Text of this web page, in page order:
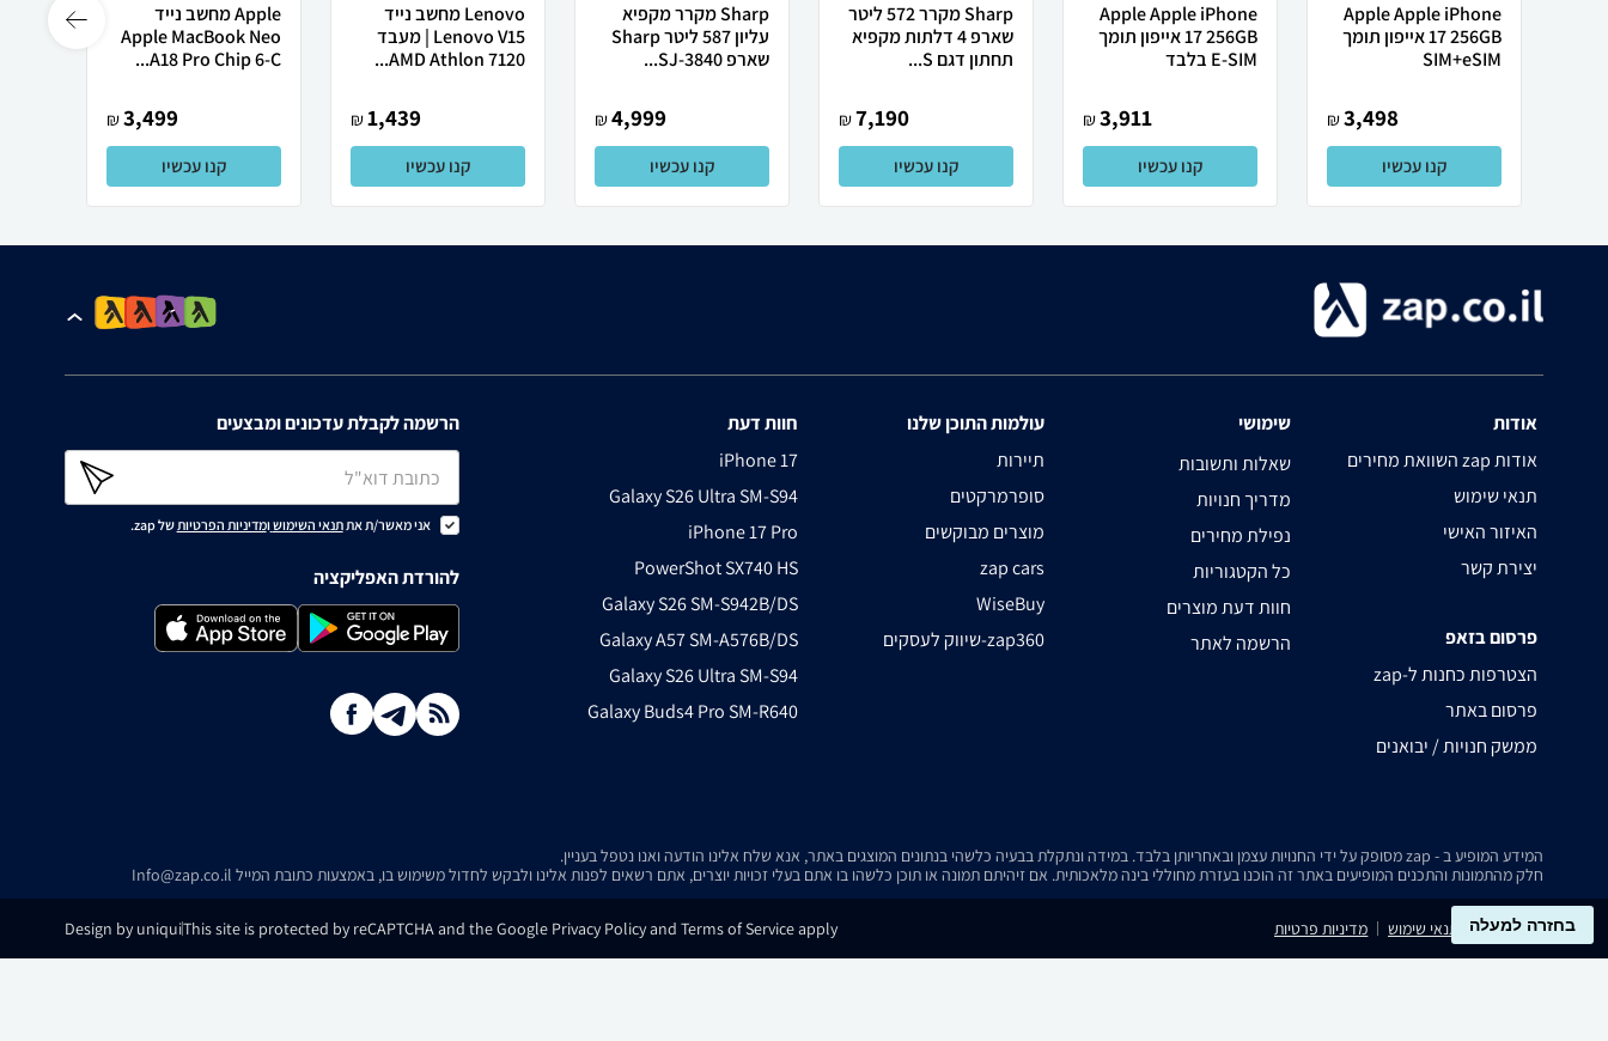
Apple Apple iPhone
17 256GB אייפון תומך
SIM+eSIM
3,498
₪
קנו עכשיו
Apple Apple iPhone
17 256GB אייפון תומך
E-SIM בלבד
3,911
₪
קנו עכשיו
Sharp מקרר 572 ליטר
שארפ 4 דלתות מקפיא
תחתון דגם S...
7,190
₪
קנו עכשיו
Sharp מקרר מקפיא
עליון 587 ליטר Sharp
שארפ SJ-3840...
4,999
₪
קנו עכשיו
Lenovo מחשב נייד
Lenovo V15 | מעבד
AMD Athlon 7120...
1,439
₪
קנו עכשיו
Apple מחשב נייד
Apple MacBook Neo
A18 Pro Chip 6-C...
3,499
₪
קנו עכשיו
אודות
השוואת מחירים zap אודות
תנאי שימוש
האיזור האישי
יצירת קשר
פרסום בזאפ
zap-הצטרפות כחנות ל
פרסום באתר
ממשק חנויות / יבואנים
שימושי
שאלות ותשובות
מדריך חנויות
נפילת מחירים
כל הקטגוריות
חוות דעת מוצרים
הרשמה לאתר
עולמות התוכן שלנו
תיירות
סופרמרקטים
מוצרים מבוקשים
zap cars
WiseBuy
שיווק לעסקים-zap360
חוות דעת
iPhone 17
Galaxy S26 Ultra SM-S94
iPhone 17 Pro
PowerShot SX740 HS
Galaxy S26 SM-S942B/DS
Galaxy A57 SM-A576B/DS
Galaxy S26 Ultra SM-S94
Galaxy Buds4 Pro SM-R640
הרשמה לקבלת עדכונים ומבצעים
אני מאשר/ת אתתנאי השימושומדיניות הפרטיותשל zap.
להורדת האפליקציה
המידע המופיע ב - zap מסופק על ידי החנויות עצמן ובאחריותן בלבד. במידה ונתקלת בבעיה כלשהי בנתונים המוצגים באתר, אנא שלח אלינו הודעה ואנו נטפל בעניין.
חלק מהתמונות והתכנים המופיעים באתר זה הוכנו בעזרת מחוללי בינה מלאכותית. אם זיהיתם תמונה או תוכן כלשהו בו אתם בעלי זכויות יוצרים, אתם רשאים לפנות אלינו ולבקש לחדול משימוש בו, באמצעות כתובת המייל Info@zap.co.il
בחזרה למעלה
נגישות תנאי שימוש מדיניות פרטיות This site is protected by reCAPTCHA and the Google Privacy Policy and Terms of Service apply
Design by uniqui